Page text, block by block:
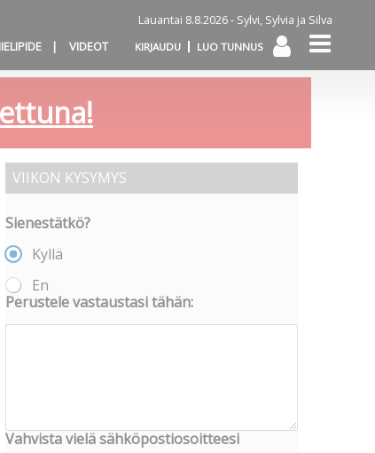
Lauantai 8.8.2026 - Sylvi, Sylvia ja Silva
VIDEOT KIRJAUDU LUO TUNNUS
VIIKON KYSYMYS
Sienestätkö?
Kyllä
En
Perustele vastaustasi tähän:
Vahvista vielä sähköpostiosoitteesi